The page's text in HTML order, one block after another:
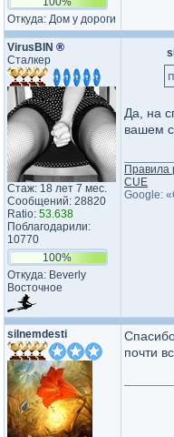
Откуда: Дом у дороги
VirusBIN ®
Сталкер
Стаж: 18 лет 7 мес.
Сообщений: 28820
Ratio: 53.638
Поблагодарили:
10770
100%
Откуда: Beverly
Восточное
Да, на
вашем
Правила
CUE
Google:
silnemdesti
почти